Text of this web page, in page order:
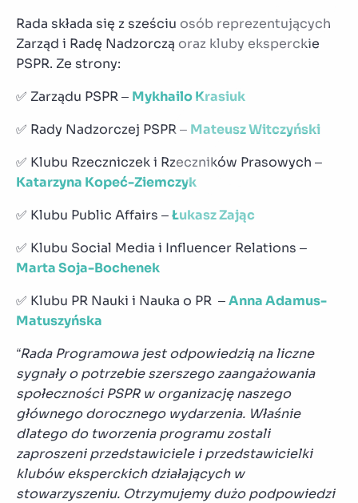
Rada składa się z sześciu osób reprezentujących
Zarząd i Radę Nadzorczą oraz kluby eksperckie
PSPR. Ze strony:
✅ Zarządu PSPR – Mykhailo Krasiuk
✅ Rady Nadzorczej PSPR – Mateusz Witczyński
✅ Klubu Rzeczniczek i Rzeczników Prasowych –
Katarzyna Kopeć-Ziemczyk
✅ Klubu Public Affairs –Łukasz Zając
✅ Klubu Social Media i Influencer Relations –
Marta Soja-Bochenek
✅ Klubu PR Nauki i Nauka o PR –Anna Adamus-
Matuszyńska
“Rada Programowa jest odpowiedzią na liczne
sygnały o potrzebie szerszego zaangażowania
społeczności PSPR w organizację naszego
głównego dorocznego wydarzenia. Właśnie
dlatego do tworzenia programu zostali
zaproszeni przedstawiciele i przedstawicielki
klubów eksperckich działających w
stowarzyszeniu. Otrzymujemy dużo podpowiedzi